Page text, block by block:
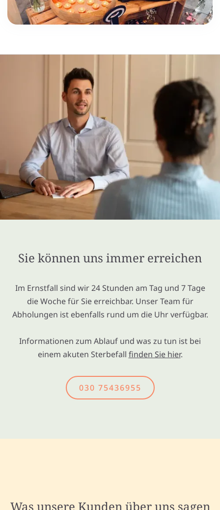
Sie können uns immer erreichen
Im Ernstfall sind wir 24 Stunden am Tag und 7 Tage
die Woche für Sie erreichbar. Unser Team für
Abholungen ist ebenfalls rund um die Uhr verfügbar.
Informationen zum Ablauf und was zu tun ist bei
einem akuten Sterbefall finden Sie hier.
030 75436955
Was unsere Kunden über uns sagen